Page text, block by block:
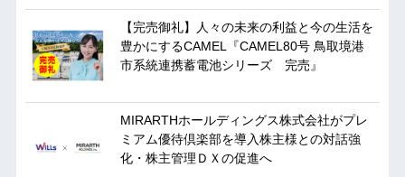
【完売御礼】人々の未来の利益と今の生活を
豊かにするCAMEL『CAMEL80号 鳥取境港
市系統連携蓄電池シリーズ 完売』
MIRARTHホールディングス株式会社がプレ
ミアム優待倶楽部を導入株主様との対話強
化・株主管理ＤＸの促進へ